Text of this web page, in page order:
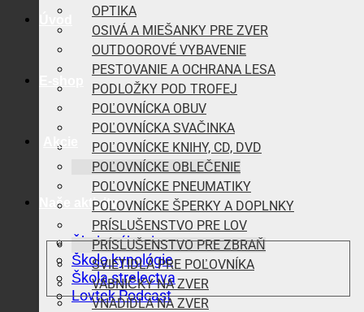
Akcie
Naše aktivity
Škola vábenia
Škola kynológie
Škola strelectva
Lovtek Podcast
OPTIKA
OSIVÁ A MIEŠANKY PRE ZVER
OUTDOOROVÉ VYBAVENIE
PESTOVANIE A OCHRANA LESA
PODLOŽKY POD TROFEJ
POĽOVNÍCKA OBUV
POĽOVNÍCKA SVAČINKA
POĽOVNÍCKE KNIHY, CD, DVD
POĽOVNÍCKE OBLEČENIE
POĽOVNÍCKE PNEUMATIKY
POĽOVNÍCKE ŠPERKY A DOPLNKY
PRÍSLUŠENSTVO PRE LOV
PRÍSLUŠENSTVO PRE ZBRAŇ
SVIETIDLÁ PRE POĽOVNÍKA
VÁBNIČKY NA ZVER
VNADIDLÁ NA ZVER